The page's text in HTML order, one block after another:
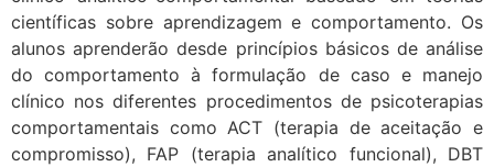
científicas sobre aprendizagem e comportamento. Os
alunos aprenderão desde princípios básicos de análise
do comportamento à formulação de caso e manejo
clínico nos diferentes procedimentos de psicoterapias
comportamentais como ACT (terapia de aceitação e
compromisso), FAP (terapia analítico funcional), DBT